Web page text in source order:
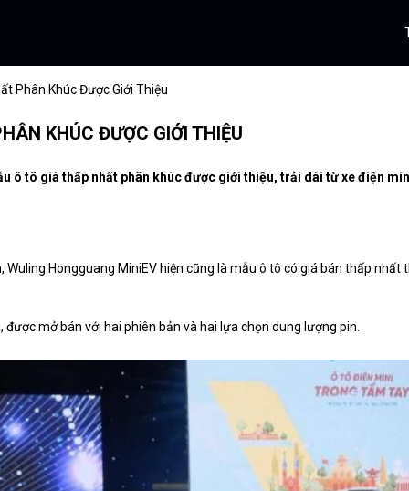
Phân Khúc Được Giới Thiệu
KHÚC ĐƯỢC GIỚI THIỆU
ô tô giá thấp nhất phân khúc được giới thiệu, trải dài từ xe điện
Hongguang MiniEV hiện cũng là mẫu ô tô có giá bán thấp nhất
mở bán với hai phiên bản và hai lựa chọn dung lượng pin.